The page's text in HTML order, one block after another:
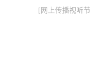
[ 网上传播视听